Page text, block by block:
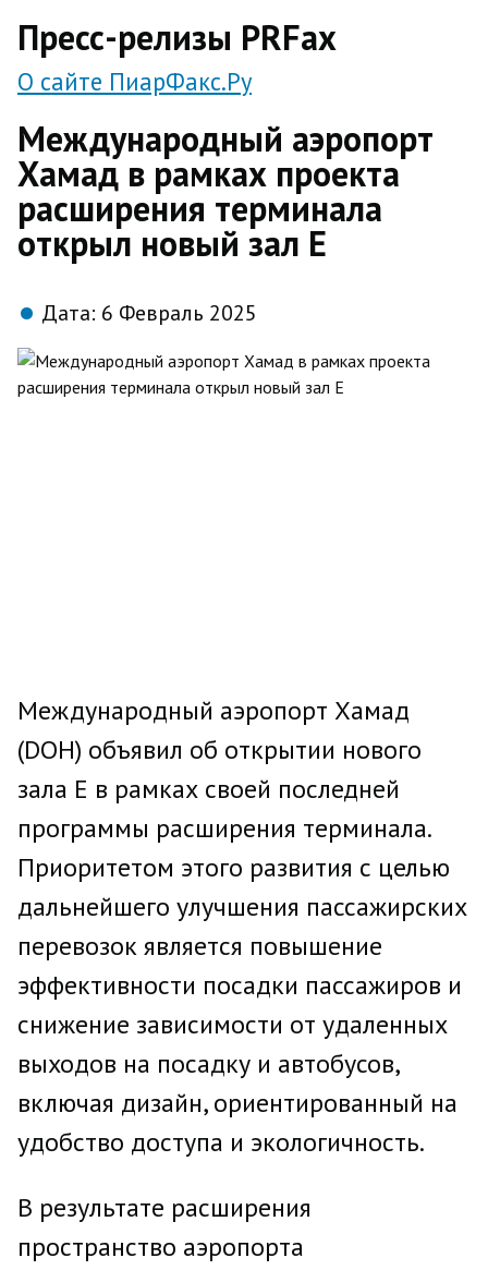
Пресс-релизы PRFax
О сайте ПиарФакс.Ру
Международный аэропорт
Хамад в рамках проекта
расширения терминала
открыл новый зал E
Дата: 6 Февраль 2025
Международный аэропорт Хамад
(DOH) объявил об открытии нового
зала E в рамках своей последней
программы расширения терминала.
Приоритетом этого развития с целью
дальнейшего улучшения пассажирских
перевозок является повышение
эффективности посадки пассажиров и
снижение зависимости от удаленных
выходов на посадку и автобусов,
включая дизайн, ориентированный на
удобство доступа и экологичность.
В результате расширения
пространство аэропорта